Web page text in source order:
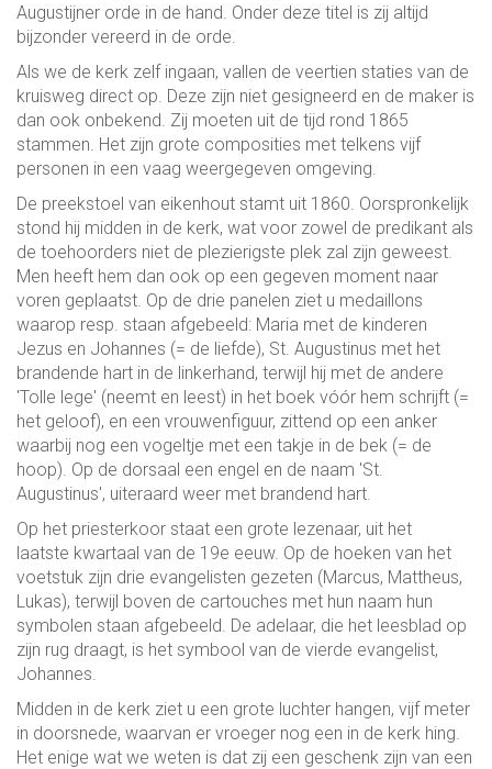
Augustijner orde in de hand. Onder deze titel is zij altijd
bijzonder vereerd in de orde.
Als we de kerk zelf ingaan, vallen de veertien staties van de
kruisweg direct op. Deze zijn niet gesigneerd en de maker is
dan ook onbekend. Zij moeten uit de tijd rond 1865
stammen. Het zijn grote composities met telkens vijf
personen in een vaag weergegeven omgeving.
De preekstoel van eikenhout stamt uit 1860. Oorspronkelijk
stond hij midden in de kerk, wat voor zowel de predikant als
de toehoorders niet de plezierigste plek zal zijn geweest.
Men heeft hem dan ook op een gegeven moment naar
voren geplaatst. Op de drie panelen ziet u medaillons
waarop resp. staan afgebeeld: Maria met de kinderen
Jezus en Johannes (= de liefde), St. Augustinus met het
brandende hart in de linkerhand, terwijl hij met de andere
'Tolle lege' (neemt en leest) in het boek vóór hem schrijft (=
het geloof), en een vrouwenfiguur, zittend op een anker
waarbij nog een vogeltje met een takje in de bek (= de
hoop). Op de dorsaal een engel en de naam 'St.
Augustinus', uiteraard weer met brandend hart.
Op het priesterkoor staat een grote lezenaar, uit het
laatste kwartaal van de 19e eeuw. Op de hoeken van het
voetstuk zijn drie evangelisten gezeten (Marcus, Mattheus,
Lukas), terwijl boven de cartouches met hun naam hun
symbolen staan afgebeeld. De adelaar, die het leesblad op
zijn rug draagt, is het symbool van de vierde evangelist,
Johannes.
Midden in de kerk ziet u een grote luchter hangen, vijf meter
in doorsnede, waarvan er vroeger nog een in de kerk hing.
Het enige wat we weten is dat zij een geschenk zijn van een